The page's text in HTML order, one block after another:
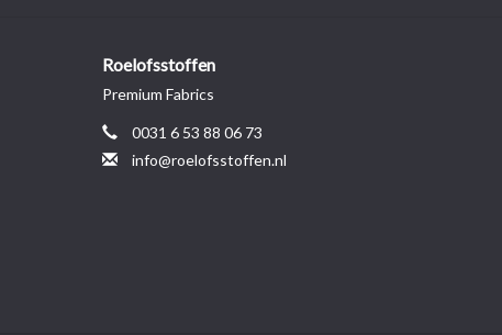
Roelofsstoffen
Premium Fabrics
0031 6 53 88 06 73
info@roelofsstoffen.nl